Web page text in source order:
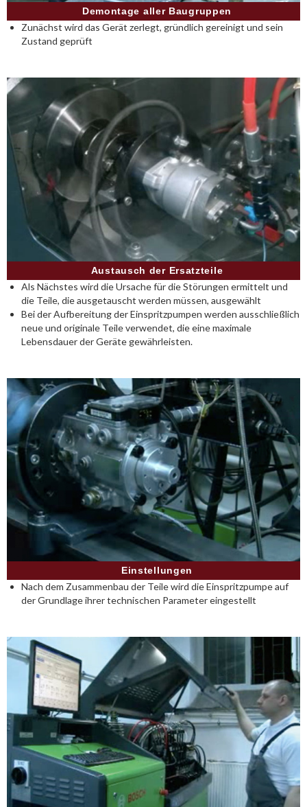
Demontage aller Baugruppen
Zunächst wird das Gerät zerlegt, gründlich gereinigt und sein
Zustand geprüft
Austausch der Ersatzteile
Als Nächstes wird die Ursache für die Störungen ermittelt und
die Teile, die ausgetauscht werden müssen, ausgewählt
Bei der Aufbereitung der Einspritzpumpen werden ausschließlich
neue und originale Teile verwendet, die eine maximale
Lebensdauer der Geräte gewährleisten.
Einstellungen
Nach dem Zusammenbau der Teile wird die Einspritzpumpe auf
der Grundlage ihrer technischen Parameter eingestellt